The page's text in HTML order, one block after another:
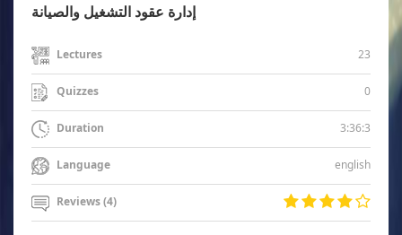
إدارة عقود التشغيل والصيانة
Lectures 23
Quizzes 0
Duration 3:36:3
Language english
Reviews (4)